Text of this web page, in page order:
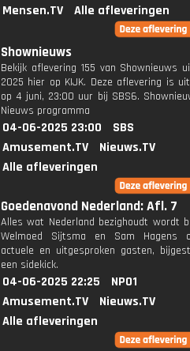
Mensen.TV
Alle afleveringen
Shownieuws
Bekijk aflevering 155 van Shownieuws
2025 hier op KIJK. Deze aflevering is
op 4 juni, 23:00 uur bij SBS6.
Nieuws programma
04-06-2025 23:00
SBS
Amusement.TV
Nieuws.TV
Alle afleveringen
Goedenavond Nederland: Afl. 7
Alles wat Nederland bezighoudt wordt
Welmoed Sijtsma en Sam Hagens
actuele en uitgesproken gasten,
een sidekick.
04-06-2025 22:25
NPO1
Amusement.TV
Nieuws.TV
Alle afleveringen